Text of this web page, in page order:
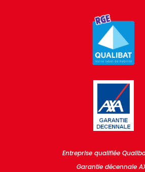
Entreprise qualifiée
Garantie décennale